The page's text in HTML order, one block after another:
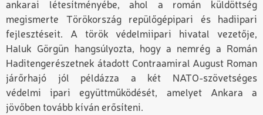
ankarai létesítményébe, ahol a román küldöttség
megismerte Törökország repülőgépipari és hadiipari
fejlesztéseit. A török védelmiipari hivatal vezetője,
Haluk Görgün hangsúlyozta, hogy a nemrég a Román
Haditengerészetnek átadott Contraamiral August Roman
járőrhajó jól példázza a két NATO-szövetséges
védelmi ipari együttműködését, amelyet Ankara a
jövőben tovább kíván erősíteni.